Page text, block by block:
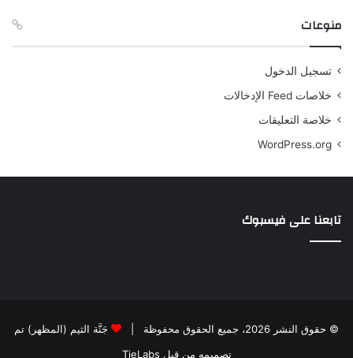
منوعات
تسجيل الدخول
خلاصات Feed الإدخالات
خلاصة التعليقات
WordPress.org
تابعنا على فيسبوك
© حقوق النشر 2026، جميع الحقوق محفوظة |
جَنَّة الثيم (المظهر) تم
تصميمه من قِبل TieLabs